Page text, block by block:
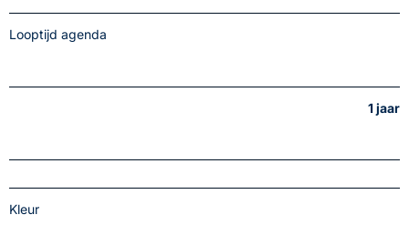
Looptijd agenda
1 jaar
Kleur